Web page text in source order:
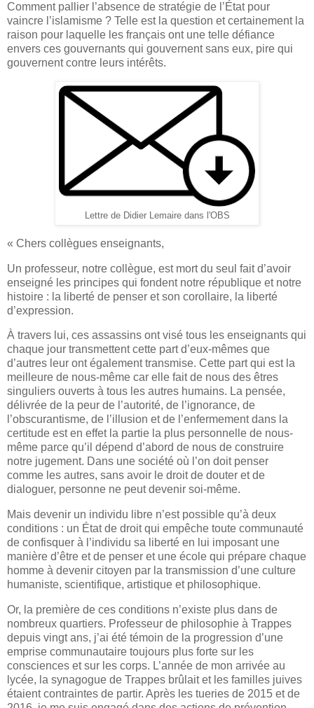
Comment pallier l’absence de stratégie de l’État pour
vaincre l’islamisme ? Telle est la question et certainement la
raison pour laquelle les français ont une telle défiance
envers ces gouvernants qui gouvernent sans eux, pire qui
gouvernent contre leurs intérêts.
Lettre de Didier Lemaire dans l'OBS
« Chers collègues enseignants,
Un professeur, notre collègue, est mort du seul fait d’avoir
enseigné les principes qui fondent notre république et notre
histoire : la liberté de penser et son corollaire, la liberté
d’expression.
À travers lui, ces assassins ont visé tous les enseignants qui
chaque jour transmettent cette part d’eux-mêmes que
d’autres leur ont également transmise. Cette part qui est la
meilleure de nous-même car elle fait de nous des êtres
singuliers ouverts à tous les autres humains. La pensée,
délivrée de la peur de l’autorité, de l’ignorance, de
l’obscurantisme, de l’illusion et de l’enfermement dans la
certitude est en effet la partie la plus personnelle de nous-
même parce qu’il dépend d’abord de nous de construire
notre jugement. Dans une société où l’on doit penser
comme les autres, sans avoir le droit de douter et de
dialoguer, personne ne peut devenir soi-même.
Mais devenir un individu libre n’est possible qu’à deux
conditions : un État de droit qui empêche toute communauté
de confisquer à l’individu sa liberté en lui imposant une
manière d’être et de penser et une école qui prépare chaque
homme à devenir citoyen par la transmission d’une culture
humaniste, scientifique, artistique et philosophique.
Or, la première de ces conditions n’existe plus dans de
nombreux quartiers. Professeur de philosophie à Trappes
depuis vingt ans, j’ai été témoin de la progression d’une
emprise communautaire toujours plus forte sur les
consciences et sur les corps. L’année de mon arrivée au
lycée, la synagogue de Trappes brûlait et les familles juives
étaient contraintes de partir. Après les tueries de 2015 et de